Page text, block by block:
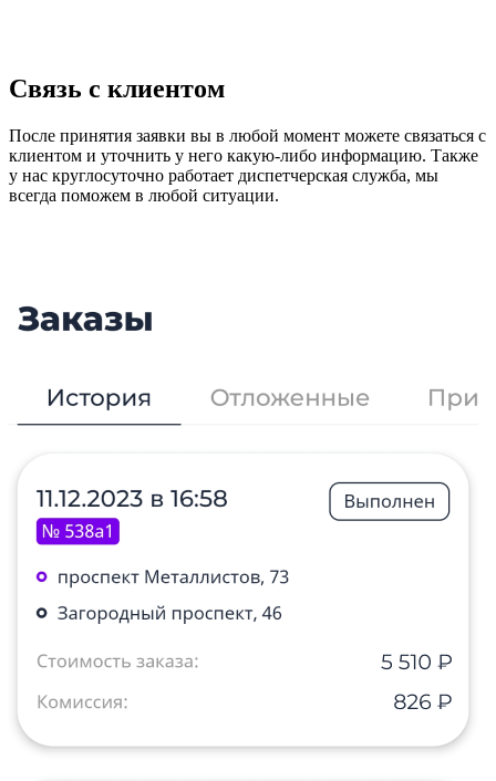
Связь с клиентом
После принятия заявки вы в любой момент можете связаться с
клиентом и уточнить у него какую-либо информацию. Также
у нас круглосуточно работает диспетчерская служба, мы
всегда поможем в любой ситуации.